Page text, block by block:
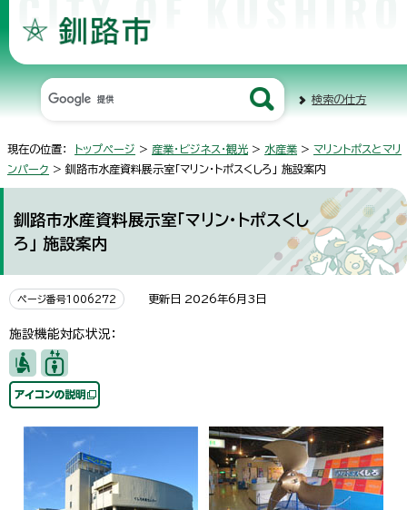
検索の仕方
現在の位置： トップページ > 産業・ビジネス・観光 > 水産業 > マリントポスとマリ
ンパーク > 釧路市水産資料展示室「マリン・トポスくしろ」 施設案内
釧路市水産資料展示室「マリン・トポスくし
ろ」 施設案内
ページ番号1006272 更新日 2026年6月3日
施設機能対応状況：